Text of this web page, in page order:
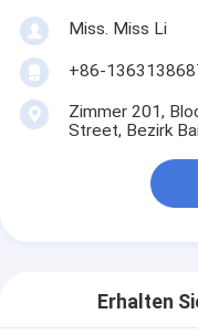
Miss. Miss Li
+86-
Zimmer 201,
Street, Bezirk
Erhalten